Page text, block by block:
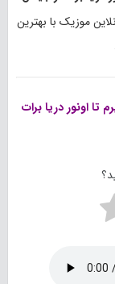
موزیک با بهترین
تا اونور دریا برات